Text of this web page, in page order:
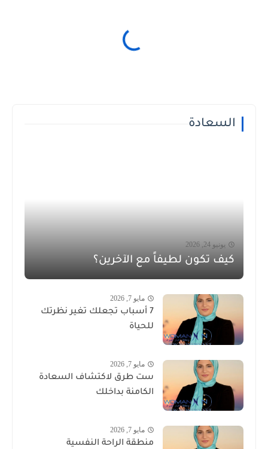
السعادة
يونيو 24, 2026
كيف تكون لطيفاً مع الآخرين؟
مايو 7, 2026
7 أسباب تجعلك تغير نظرتك
للحياة
مايو 7, 2026
ست طرق لاكتشاف السعادة
الكامنة بداخلك
مايو 7, 2026
منطقة الراحة النفسية